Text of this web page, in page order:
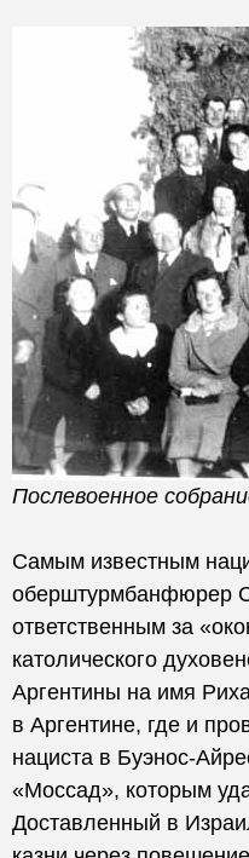
Послевоенное
Самым известным
оберштурмбанфюрер
ответственным за
католического
Аргентины на имя
в Аргентине, где и
нациста в Буэнос-
«Моссад», которым
Доставленный в